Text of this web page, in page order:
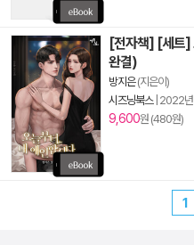
[전자책] [세트]
완결)
방지은(지은이)
시즈닝북스| 2022년
9,600원 (480원)
1